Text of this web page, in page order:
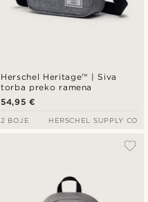
Herschel Heritage™ | Siva
torba preko ramena
54,95 €
2 BOJE HERSCHEL SUPPLY CO